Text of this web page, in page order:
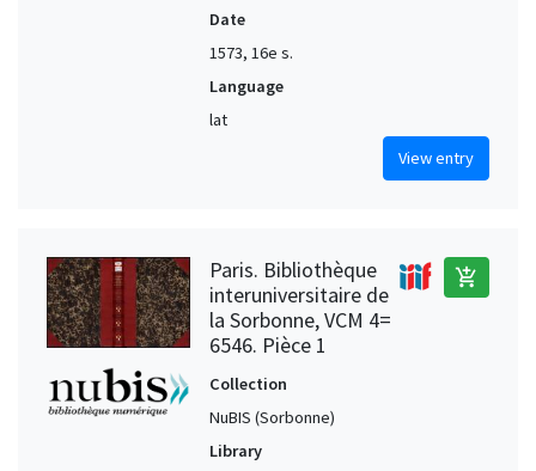
Date
1573, 16e s.
Language
lat
View entry
Paris. Bibliothèque
interuniversitaire de
la Sorbonne, VCM 4=
6546. Pièce 1
add_shopping_cart
Collection
NuBIS (Sorbonne)
Library